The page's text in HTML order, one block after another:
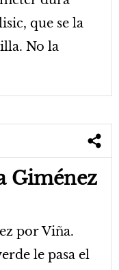
que se la
No la
Giménez
por Viña.
le pasa el